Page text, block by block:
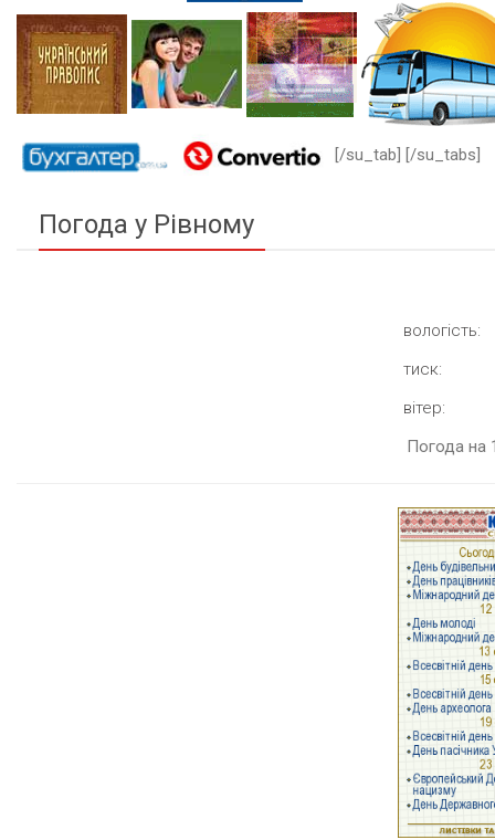
[/su_tab] [/su_tabs]
Погода у Рівному
вологість:
тиск:
вітер:
Погода на